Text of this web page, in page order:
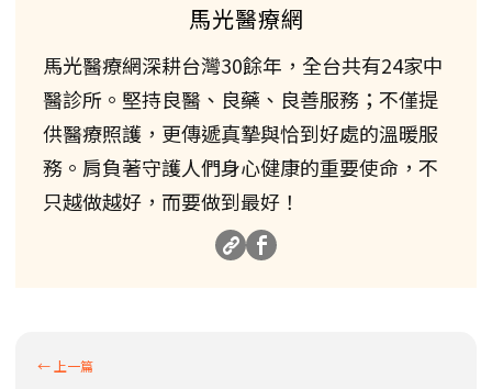
馬光醫療網
馬光醫療網深耕台灣30餘年，全台共有24家中
醫診所。堅持良醫、良藥、良善服務；不僅提
供醫療照護，更傳遞真摯與恰到好處的溫暖服
務。肩負著守護人們身心健康的重要使命，不
只越做越好，而要做到最好！